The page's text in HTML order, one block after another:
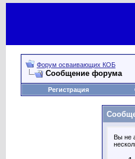
Форум осваивающих КОБ
Сообщение форума
Регистрация
Вы не